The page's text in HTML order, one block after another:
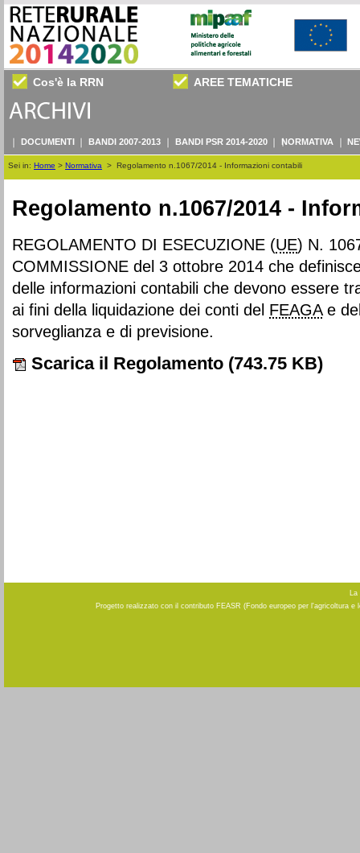
Cos'è la RRN AREE TEMATICHE
DOCUMENTI BANDI 2007-2013 BANDI PSR 2014-2020 NORMATIVA
Sei in: Home > Normativa > Regolamento n.1067/2014 - Informazioni contabili
Regolamento n.1067/2014 -
REGOLAMENTO DI ESECUZIONE (UE) N.
COMMISSIONE del 3 ottobre 2014 che
delle informazioni contabili che devono essere
ai fini della liquidazione dei conti del FEAGAe
sorveglianza e di previsione.
Scarica il Regolamento (743.75 KB)
La
Progetto realizzato con il contributo FEASR (Fondo europeo per l'agricoltura